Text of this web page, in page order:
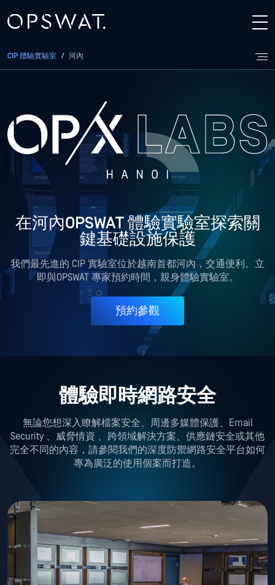
CIP 體驗實驗室 / 河內
在河內OPSWAT 體驗實驗室探索關
鍵基礎設施保護
我們最先進的 CIP 實驗室位於越南首都河內，交通便利。立
即與OPSWAT 專家預約時間，親身體驗實驗室。
預約參觀
體驗即時網路安全
無論您想深入瞭解檔案安全、周邊多媒體保護、Email
Security 、威脅情資 、跨領域解決方案、供應鏈安全或其他
完全不同的內容，請參閱我們的深度防禦網路安全平台如何
專為廣泛的使用個案而打造。